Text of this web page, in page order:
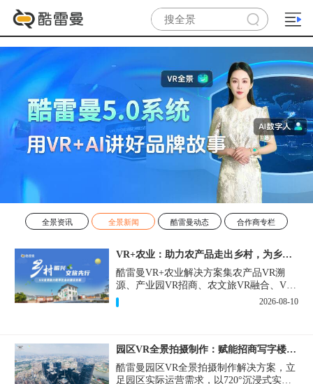
全景资讯 全景新闻 酷雷曼动态 合作商专栏
VR+农业：助力农产品走出乡村，为乡村振兴注入新活力
酷雷曼VR+农业解决方案集农产品VR溯
源、产业园VR招商、农文旅VR融合、VR
科普馆等为一体，为农业数字化落地提供
轻量化、高性价比的解决方案。
2026-08-10
园区VR全景拍摄制作：赋能招商写字楼出租运维巡检多场景
酷雷曼园区VR全景拍摄制作解决方案，立
足园区实际运营需求，以720°沉浸式实景